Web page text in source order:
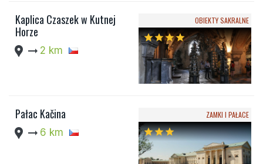
Kaplica Czaszek w Kutnej
Horze
location_pin arrow_right_alt 2 km
OBIEKTY SAKRALNE
starstarstarstar
Pałac Kačina
location_pin arrow_right_alt 6 km
ZAMKI I PAŁACE
starstarstar